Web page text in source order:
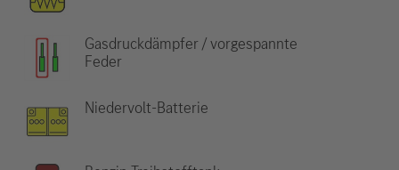
Gasdruckdämpfer / vorgespannte
Feder
Niedervolt-Batterie